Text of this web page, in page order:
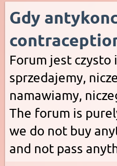
Gdy
Forum jest czysto
sprzedajemy,
namawiamy,
The forum is
we do not buy
and not pass